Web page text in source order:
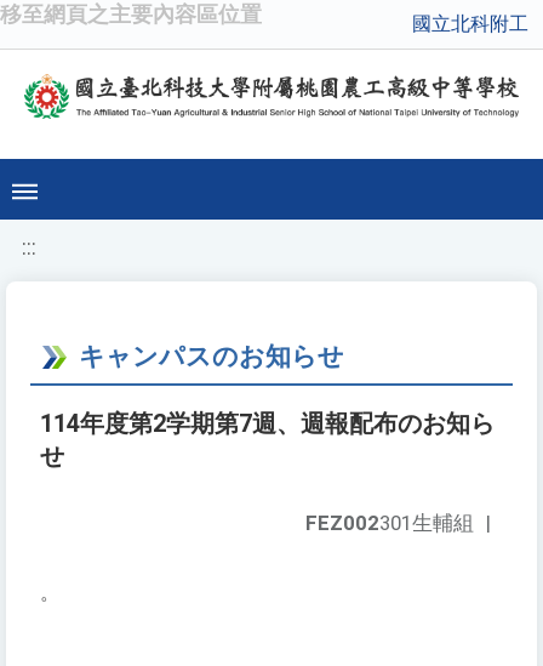
移至網頁之主要內容區位置 國立北科附工
:::
キャンパスのお知らせ
114年度第2学期第7週、週報配布のお知ら
せ
FEZ002301生輔組 |
。